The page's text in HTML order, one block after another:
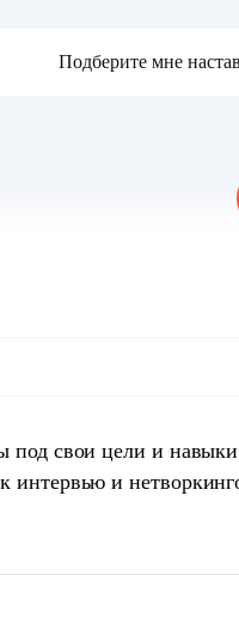
Подберите мне
под свои цели и
интервью и